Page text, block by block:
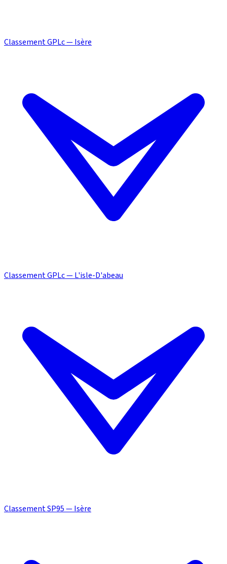
Classement GPLc — Isère
Classement GPLc — L'isle-D'abeau
Classement SP95 — Isère